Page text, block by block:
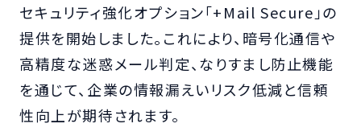
セキュリティ強化オプション「+Mail Secure」の
提供を開始しました。これにより、暗号化通信や
高精度な迷惑メール判定、なりすまし防止機能
を通じて、企業の情報漏えいリスク低減と信頼
性向上が期待されます。